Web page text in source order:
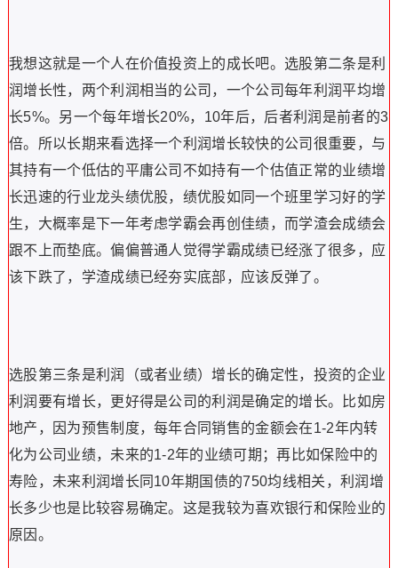
我想这就是一个人在价值投资上的成长吧。选股第二条是利
润增长性，两个利润相当的公司，一个公司每年利润平均增
长5%。另一个每年增长20%，10年后，后者利润是前者的3
倍。所以长期来看选择一个利润增长较快的公司很重要，与
其持有一个低估的平庸公司不如持有一个估值正常的业绩增
长迅速的行业龙头绩优股，绩优股如同一个班里学习好的学
生，大概率是下一年考虑学霸会再创佳绩，而学渣会成绩会
跟不上而垫底。偏偏普通人觉得学霸成绩已经涨了很多，应
该下跌了，学渣成绩已经夯实底部，应该反弹了。
选股第三条是利润（或者业绩）增长的确定性，投资的企业
利润要有增长，更好得是公司的利润是确定的增长。比如房
地产，因为预售制度，每年合同销售的金额会在1-2年内转
化为公司业绩，未来的1-2年的业绩可期；再比如保险中的
寿险，未来利润增长同10年期国债的750均线相关，利润增
长多少也是比较容易确定。这是我较为喜欢银行和保险业的
原因。